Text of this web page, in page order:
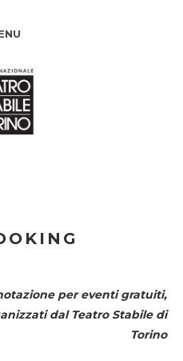
per eventi gratuiti,
dal Teatro Stabile di
Torino